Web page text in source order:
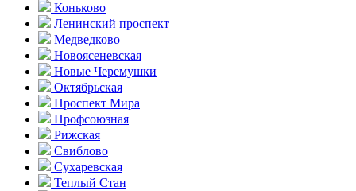
Коньково
Ленинский проспект
Медведково
Новоясе­невская
Новые Черемушки
Октябрьская
Проспект Мира
Профсоюзная
Рижская
Свиблово
Сухаревская
Теплый Стан